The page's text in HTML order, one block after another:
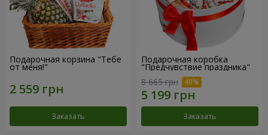
Подарочная корзина "Тебе
от меня!"
Заказать
Подарочная коробка
"Предчувствие праздника"
8 665 грн
Заказать